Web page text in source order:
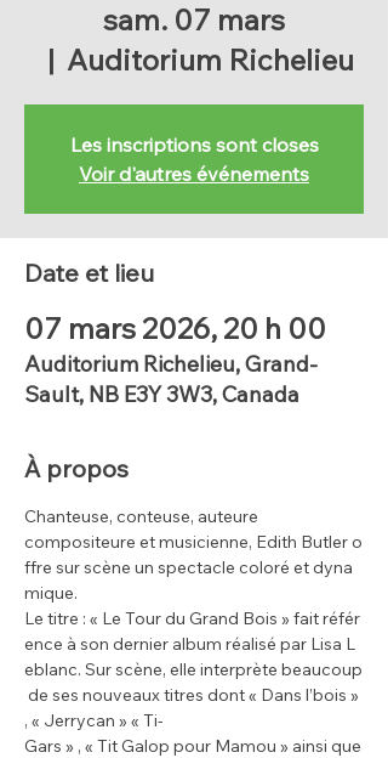
sam. 07 mars
  |
Auditorium Richelieu
Les inscriptions sont closes
Voir d'autres événements
Date et lieu
07 mars 2026, 20 h 00
Auditorium Richelieu, Grand-
Sault, NB E3Y 3W3, Canada
À propos
Chanteuse, conteuse, auteure
compositeure et musicienne, Edith Butler o
ffre sur scène un spectacle coloré et dyna
mique.
Le titre : « Le Tour du Grand Bois » fait référ
ence à son dernier album réalisé par Lisa L
eblanc. Sur scène, elle interprète beaucoup
de ses nouveaux titres dont « Dans l’bois »
, « Jerrycan » « Ti-
Gars » , « Tit Galop pour Mamou » ainsi que